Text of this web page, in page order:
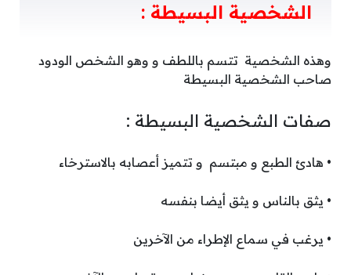
الشخصية البسيطة :
وهذه الشخصية تتسم باللطف و وهو الشخص الودود
صاحب الشخصية البسيطة
صفات الشخصية البسيطة :
• هادئ الطبع و مبتسم و تتميز أعصابه بالاسترخاء
• يثق بالناس و يثق أيضا بنفسه
• يرغب في سماع الإطراء من الآخرين